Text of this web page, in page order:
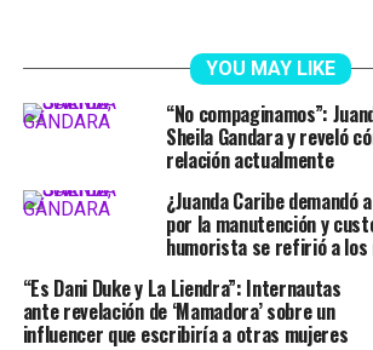
YOU MAY LIKE
“No compaginamos”:
Sheila Gandara y reveló
relación actualmente
¿Juanda Caribe demandó
por la manutención y
humorista se refirió a los
“Es Dani Duke y La Liendra”: Internautas
ante revelación de ‘Mamadora’ sobre un
influencer que escribiría a otras mujeres